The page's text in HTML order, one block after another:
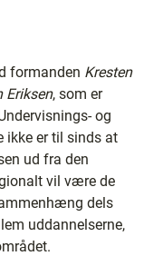
formanden Kresten
Eriksen, som er
og
ikke er til sinds at
ud fra den
vil være de
dels
uddannelserne,